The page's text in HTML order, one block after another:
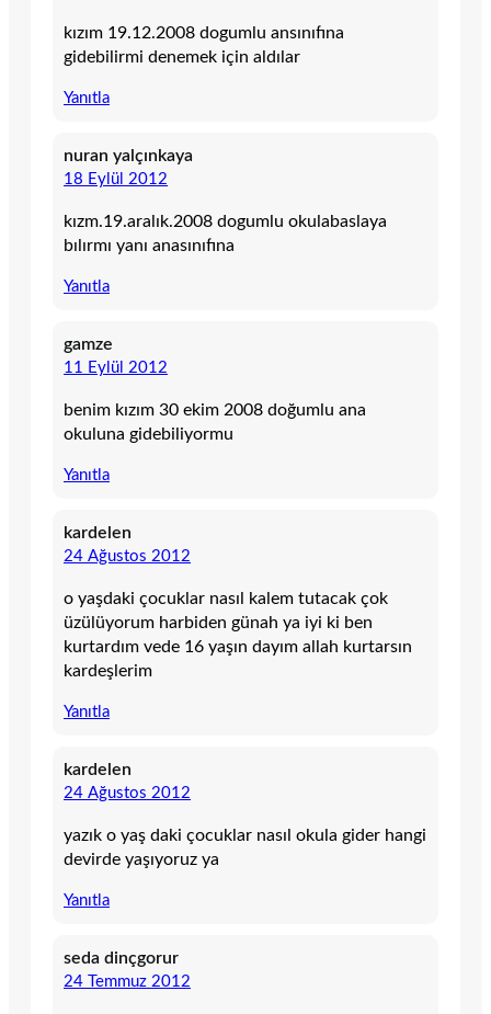
kızım 19.12.2008 dogumlu ansınıfına
gidebilirmi denemek için aldılar
Yanıtla
nuran yalçınkaya
18 Eylül 2012
kızm.19.aralık.2008 dogumlu okulabaslaya
bılırmı yanı anasınıfına
Yanıtla
gamze
11 Eylül 2012
benim kızım 30 ekim 2008 doğumlu ana
okuluna gidebiliyormu
Yanıtla
kardelen
24 Ağustos 2012
o yaşdaki çocuklar nasıl kalem tutacak çok
üzülüyorum harbiden günah ya iyi ki ben
kurtardım vede 16 yaşın dayım allah kurtarsın
kardeşlerim
Yanıtla
kardelen
24 Ağustos 2012
yazık o yaş daki çocuklar nasıl okula gider hangi
devirde yaşıyoruz ya
Yanıtla
seda dinçgorur
24 Temmuz 2012